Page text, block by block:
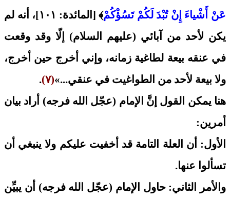
عَنْ أَشْياءَ إِنْ تُبْدَ لَكُمْ تَسُؤْكُمْ
﴾ [المائدة: ١٠١]، أنه لم
يكن لأحد من آبائي (عليهم السلام) إلّا وقد وقعت
في عنقه بيعة لطاغية زمانه، وإني أخرج حين أخرج،
ولا بيعة لأحد من الطواغيت في عنقي...»(٧)
.
هنا يمكن القول إنَّ الإمام (عجّل الله فرجه) أراد بيان
أمرين:
الأول: أن العلة التامة قد أخفيت عليكم ولا ينبغي أن
تسألوا عنها.
والأمر الثاني: حاول الإمام (عجّل الله فرجه) أن يبيِّن